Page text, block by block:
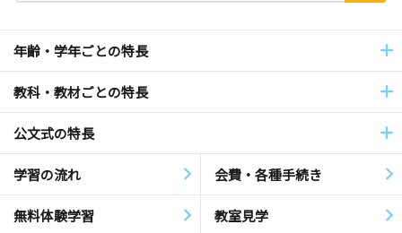
年齢・学年ごとの特長
教科・教材ごとの特長
公文式の特長
学習の流れ 会費・各種手続き
無料体験学習 教室見学